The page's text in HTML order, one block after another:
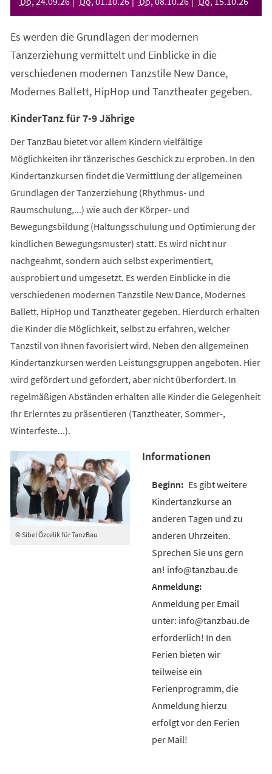
Es werden die Grundlagen der modernen
Tanzerziehung vermittelt und Einblicke in die
verschiedenen modernen Tanzstile New Dance,
Modernes Ballett, HipHop und Tanztheater gegeben.
KinderTanz für 7-9 Jährige
Der TanzBau bietet vor allem Kindern vielfältige
Möglichkeiten ihr tänzerisches Geschick zu erproben. In den
Kindertanzkursen findet die Vermittlung der allgemeinen
Grundlagen der Tanzerziehung (Rhythmus- und
Raumschulung,...) wie auch der Körper- und
Bewegungsbildung (Haltungsschulung und Optimierung der
kindlichen Bewegungsmuster) statt. Es wird nicht nur
nachgeahmt, sondern auch selbst experimentiert,
ausprobiert und umgesetzt. Es werden Einblicke in die
verschiedenen modernen Tanzstile New Dance, Modernes
Ballett, HipHop und Tanztheater gegeben. Hierdurch erhalten
die Kinder die Möglichkeit, selbst zu erfahren, welcher
Tanzstil von Ihnen favorisiert wird. Neben den allgemeinen
Kindertanzkursen werden Leistungsgruppen angeboten. Hier
wird gefördert und gefordert, aber nicht überfordert. In
regelmäßigen Abständen erhalten alle Kinder die Gelegenheit
Ihr Erlerntes zu präsentieren (Tanztheater, Sommer-,
Winterfeste...).
© Sibel Özcelik für TanzBau
Informationen
Es gibt weitere
Kindertanzkurse an
anderen Tagen und zu
anderen Uhrzeiten.
Sprechen Sie uns gern
an! info@tanzbau.de
Anmeldung per Email
unter: info@tanzbau.de
erforderlich! In den
Ferien bieten wir
teilweise ein
Ferienprogramm, die
Anmeldung hierzu
erfolgt vor den Ferien
per Mail!